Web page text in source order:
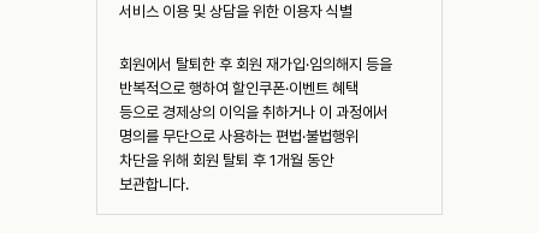
서비스 이용 및 상담을 위한 이용자 식별
회원에서 탈퇴한 후 회원 재가입·임의해지 등을
반복적으로 행하여 할인쿠폰·이벤트 혜택
등으로 경제상의 이익을 취하거나 이 과정에서
명의를 무단으로 사용하는 편법·불법행위
차단을 위해 회원 탈퇴 후 1개월 동안
보관합니다.